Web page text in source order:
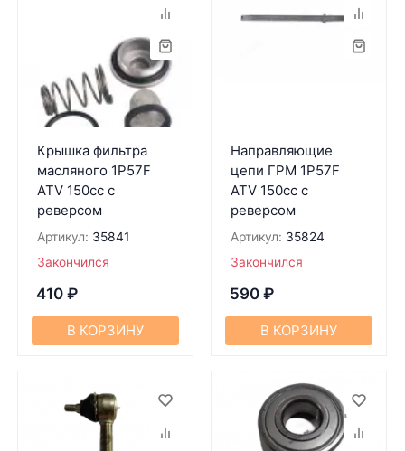
Крышка фильтра
масляного 1P57F
ATV 150cc c
реверсом
Артикул: 35841
Закончился
410 ₽
В КОРЗИНУ
Направляющие
цепи ГРМ 1P57F
ATV 150cc с
реверсом
Артикул: 35824
Закончился
590 ₽
В КОРЗИНУ